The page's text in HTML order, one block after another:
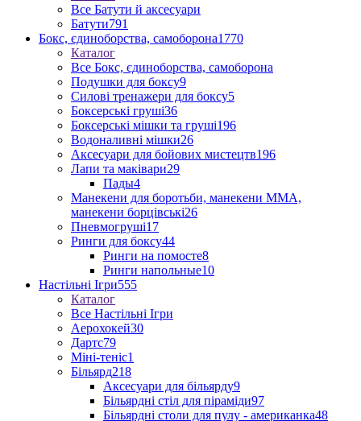
Все Батути й аксесуари
Батути791
Бокс, єдиноборства, самоборона1770
Каталог
Все Бокс, єдиноборства, самоборона
Подушки для боксу9
Силові тренажери для боксу5
Боксерські груші36
Боксерські мішки та груші196
Водоналивні мішки26
Аксесуари для бойових мистецтв196
Лапи та маківари29
Пады4
Манекени для боротьби, манекени ММА,
манекени борцівські26
Пневмогруші17
Ринги для боксу44
Ринги на помосте8
Ринги напольные10
Настільні Ігри555
Каталог
Все Настільні Ігри
Аерохокей30
Дартс79
Міні-теніс1
Більярд218
Аксесуари для більярду9
Більярдні стіл для піраміди97
Більярдні столи для пулу - американка48